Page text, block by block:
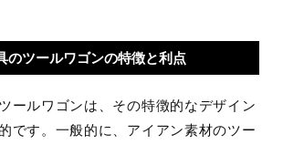
のツールワゴンの特徴と利点
ールワゴンは、その特徴的なデザイン
です。一般的に、アイアン素材のツー